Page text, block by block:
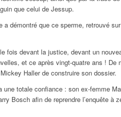
que celui de Jessup.
a démontré que ce sperme, retrouvé
fois devant la justice, devant un
et ce après vingt-quatre ans ! De
Haller de construire son dossier.
une totale confiance : son ex-femme
Bosch afin de reprendre l’enquête à